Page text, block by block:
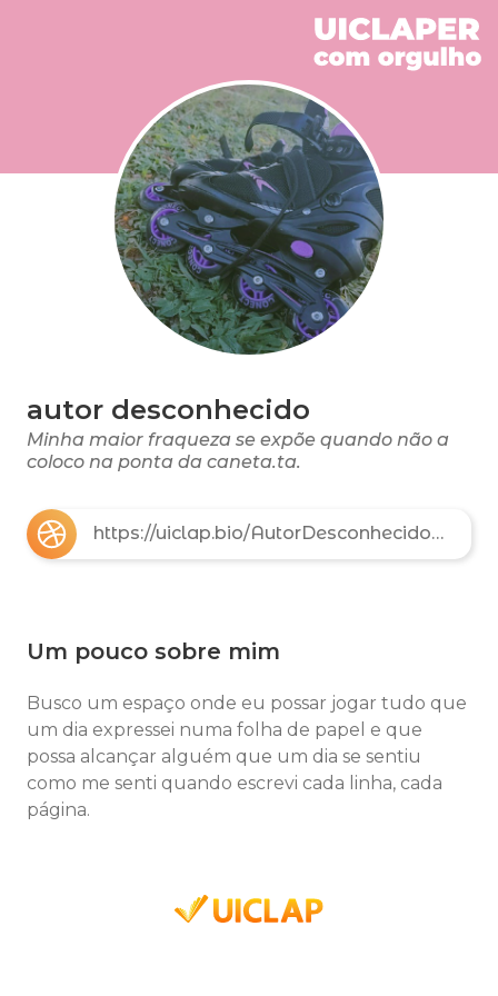
autor desconhecido
Minha maior fraqueza se expõe quando não a
coloco na ponta da caneta.ta.
https://uiclap.bio/AutorDesconhecido001
Um pouco sobre mim
Busco um espaço onde eu possar jogar tudo que
um dia expressei numa folha de papel e que
possa alcançar alguém que um dia se sentiu
como me senti quando escrevi cada linha, cada
página.